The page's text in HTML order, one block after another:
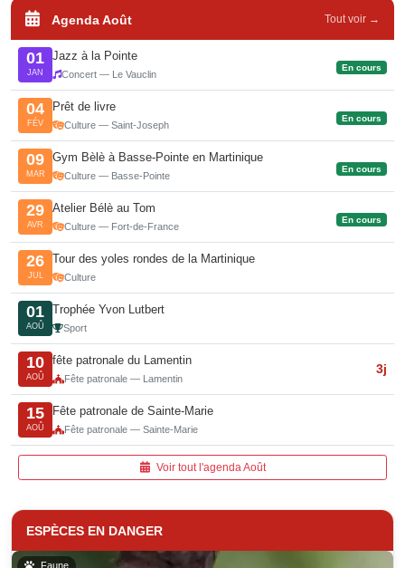
Agenda Août Tout voir →
01
JAN
Jazz à la Pointe
Concert — Le Vauclin
En cours
04
FÉV
Prêt de livre
Culture — Saint-Joseph
En cours
09
MAR
Gym Bèlè à Basse-Pointe en Martinique
Culture — Basse-Pointe
En cours
29
AVR
Atelier Bélè au Tom
Culture — Fort-de-France
En cours
26
JUL
Tour des yoles rondes de la Martinique
Culture
01
AOÛ
Trophée Yvon Lutbert
Sport
10
AOÛ
fête patronale du Lamentin
Fête patronale — Lamentin
3j
15
AOÛ
Fête patronale de Sainte-Marie
Fête patronale — Sainte-Marie
Voir tout l'agenda Août
ESPÈCES EN DANGER
Faune